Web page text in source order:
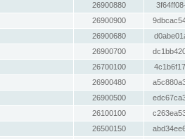
26900880
26900900
26900680
26900700
26700100
26900480
26900500
26100100
26500150